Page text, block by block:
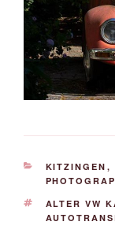
KITZINGEN ,
ALTER VW